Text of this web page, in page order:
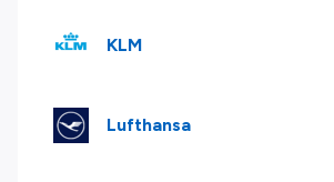
KLM
Lufthansa